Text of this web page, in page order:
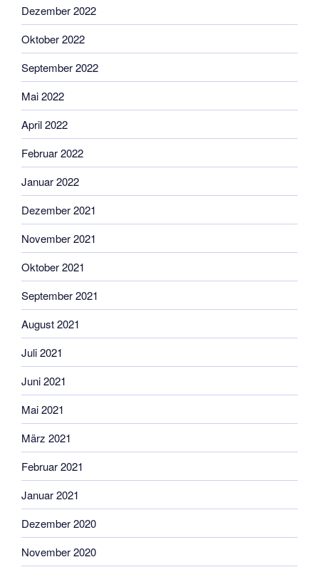
Dezember 2022
Oktober 2022
September 2022
Mai 2022
April 2022
Februar 2022
Januar 2022
Dezember 2021
November 2021
Oktober 2021
September 2021
August 2021
Juli 2021
Juni 2021
Mai 2021
März 2021
Februar 2021
Januar 2021
Dezember 2020
November 2020